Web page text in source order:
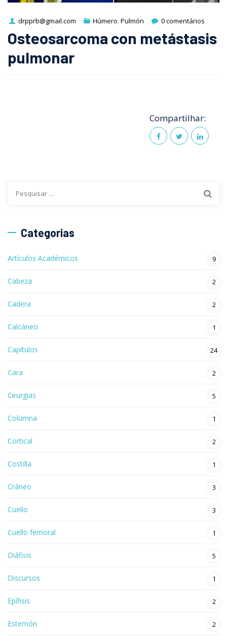
drpprb@gmail.com Húmero,Pulmón 0 comentários
Osteosarcoma con metástasis
pulmonar
Compartilhar:
Categorias
Artículos Académicos 9
Cabeza 2
Cadera 2
Calcáneo 1
Capítulos 24
Cara 2
Cirurgias 5
Columna 1
Cortical 2
Costilla 1
Cráneo 3
Cuello 3
Cuello femoral 1
Diáfisis 5
Discursos 1
Epífisis 2
Esternón 2